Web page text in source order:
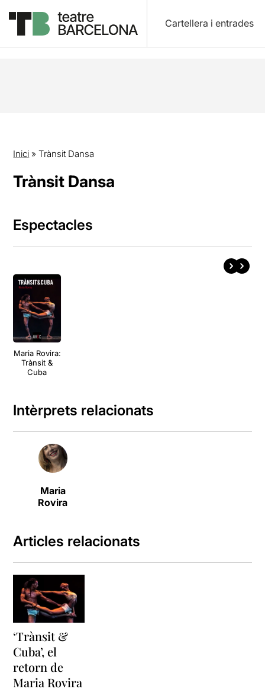
Cartellera i entrades
Inici »Trànsit Dansa
Trànsit Dansa
Espectacles
Maria Rovira:
Trànsit &
Cuba
Intèrprets relacionats
Maria
Rovira
Articles relacionats
‘Trànsit &
Cuba’, el
retorn de
Maria Rovira